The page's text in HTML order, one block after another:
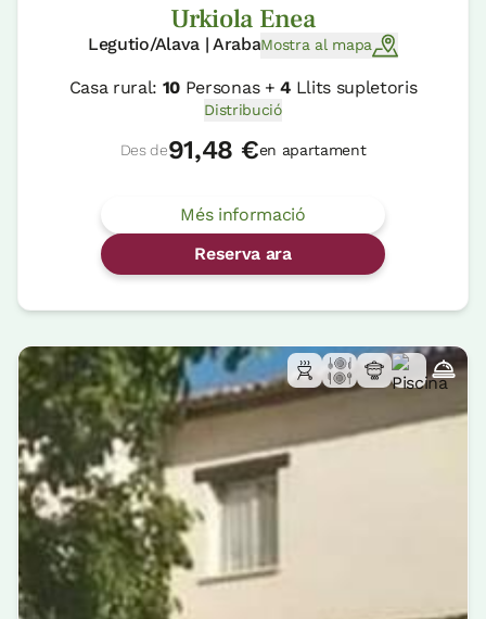
Urkiola Enea
Legutio/Alava | ArabaMostra al mapa
Casa rural: 10 Personas +4Llits supletoris
Distribució
Des de91,48 €en apartament
Més informació
Reserva ara